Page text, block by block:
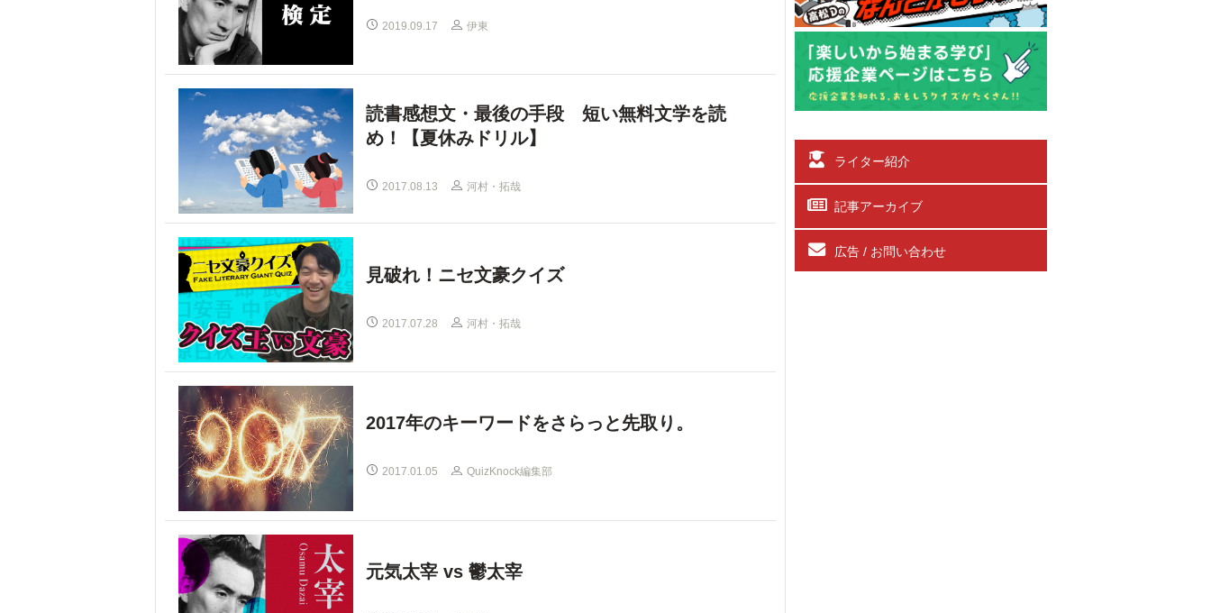
2019.09.17 伊東
読書感想文・最後の手段 短い無料文学を読
め！【夏休みドリル】
2017.08.13 河村・拓哉
見破れ！ニセ文豪クイズ
2017.07.28 河村・拓哉
2017年のキーワードをさらっと先取り。
2017.01.05 QuizKnock編集部
元気太宰 vs 鬱太宰
ライター紹介
記事アーカイブ
広告 / お問い合わせ